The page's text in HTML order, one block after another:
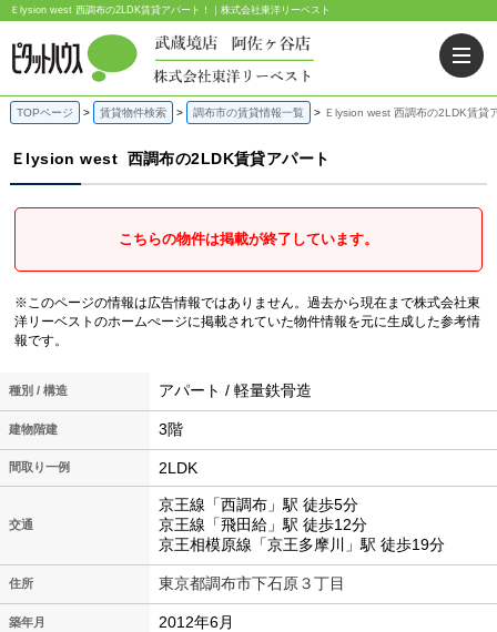
Ｅlysion west 西調布の2LDK賃貸アパート！｜株式会社東洋リーベスト
TOPページ 賃貸物件検索 調布市の賃貸情報一覧 Ｅlysion west 西調布の2LDK賃貸
Ｅlysion west 西調布の2LDK賃貸アパート
こちらの物件は掲載が終了しています。
※このページの情報は広告情報ではありません。過去から現在まで株式会社東
洋リーベストのホームぺージに掲載されていた物件情報を元に生成した参考情
報です。
種別 / 構造 アパート / 軽量鉄骨造
建物階建 3階
間取り一例 2LDK
交通
京王線「西調布」駅 徒歩5分
京王線「飛田給」駅 徒歩12分
京王相模原線「京王多摩川」駅 徒歩19分
住所 東京都調布市下石原３丁目
築年月 2012年6月